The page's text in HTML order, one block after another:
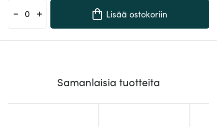
- + Lisää ostokoriin
Samanlaisia tuotteita